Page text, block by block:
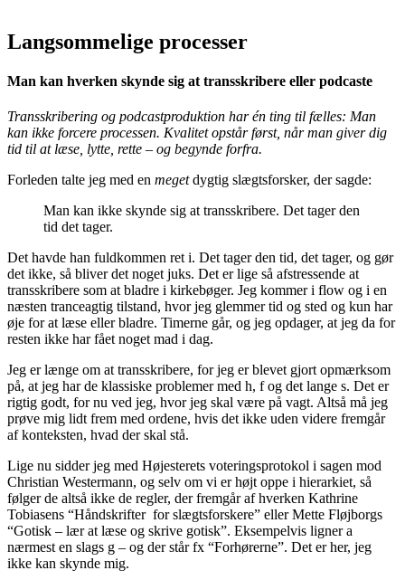
Langsommelige processer
Man kan hverken skynde sig at transskribere eller podcaste
Transskribering og podcastproduktion har én ting til fælles: Man
kan ikke forcere processen. Kvalitet opstår først, når man giver dig
tid til at læse, lytte, rette – og begynde forfra.
Forleden talte jeg med en megetdygtig slægtsforsker, der sagde:
Man kan ikke skynde sig at transskribere. Det tager den
tid det tager.
Det havde han fuldkommen ret i. Det tager den tid, det tager, og gør
det ikke, så bliver det noget juks. Det er lige så afstressende at
transskribere som at bladre i kirkebøger. Jeg kommer i flow og i en
næsten tranceagtig tilstand, hvor jeg glemmer tid og sted og kun har
øje for at læse eller bladre. Timerne går, og jeg opdager, at jeg da for
resten ikke har fået noget mad i dag.
Jeg er længe om at transskribere, for jeg er blevet gjort opmærksom
på, at jeg har de klassiske problemer med h, f og det lange s. Det er
rigtig godt, for nu ved jeg, hvor jeg skal være på vagt. Altså må jeg
prøve mig lidt frem med ordene, hvis det ikke uden videre fremgår
af konteksten, hvad der skal stå.
Lige nu sidder jeg med Højesterets voteringsprotokol i sagen mod
Christian Westermann, og selv om vi er højt oppe i hierarkiet, så
følger de altså ikke de regler, der fremgår af hverken Kathrine
Tobiasens “Håndskrifter for slægtsforskere” eller Mette Fløjborgs
“Gotisk – lær at læse og skrive gotisk”. Eksempelvis ligner a
nærmest en slags g – og der står fx “Forhørerne”. Det er her, jeg
ikke kan skynde mig.